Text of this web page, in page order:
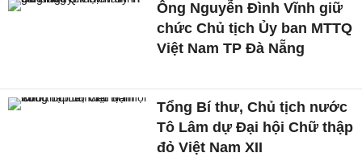
Ông Nguyễn Đình Vĩnh giữ
chức Chủ tịch Ủy ban MTTQ
Việt Nam TP Đà Nẵng
Tổng Bí thư, Chủ tịch nước
Tô Lâm dự Đại hội Chữ thập
đỏ Việt Nam XII